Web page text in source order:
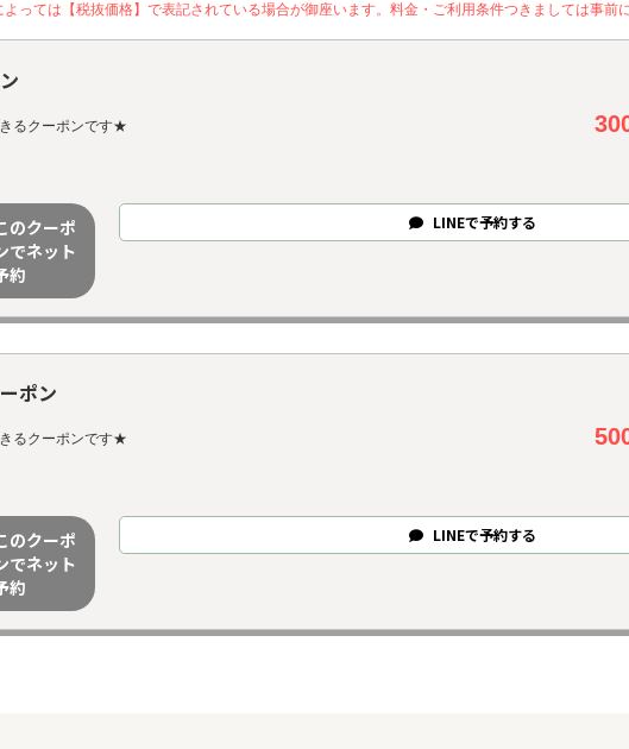
っては【税抜価格】で表記されている場合が御座います。料金・ご利用条件つきましては事前
るクーポンです★
のクーポ
でネット
約
LINEで予約する
ポン
るクーポンです★
のクーポ
でネット
約
LINEで予約する